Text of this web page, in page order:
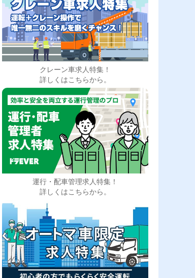
クレーン車求人特集！
詳しくはこちらから。
運行・配車管理求人特集！
詳しくはこちらから。